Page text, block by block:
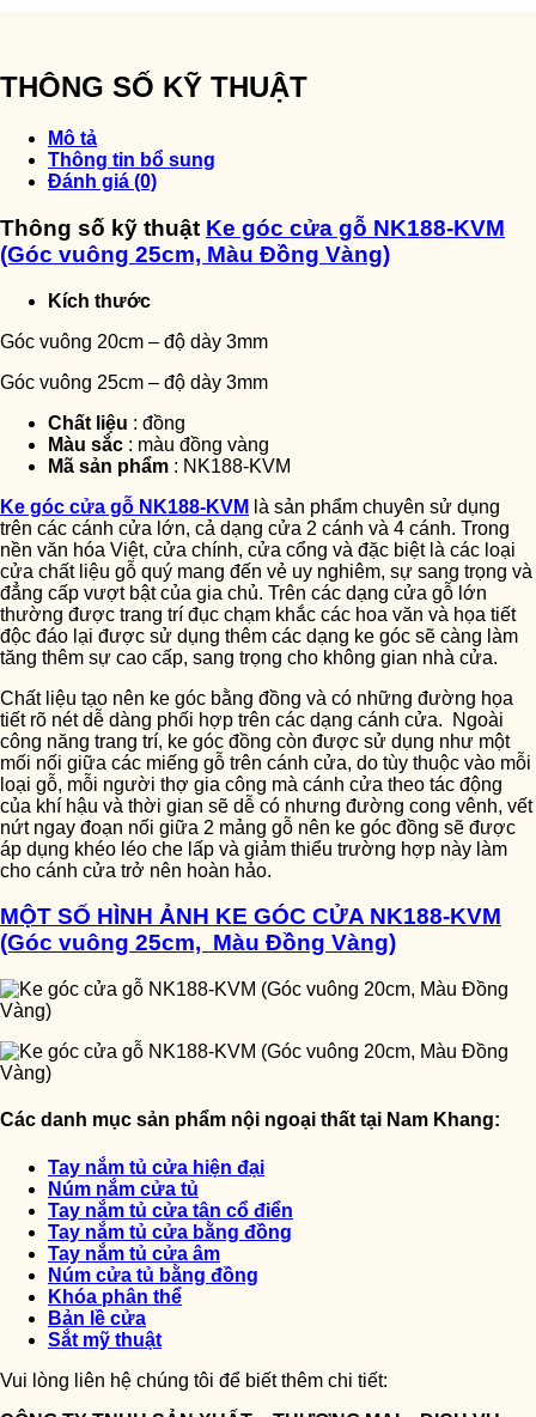
THÔNG SỐ KỸ THUẬT
Mô tả
Thông tin bổ sung
Đánh giá (0)
Thông số kỹ thuật Ke góc cửa gỗ NK188-KVM
(Góc vuông 25cm, Màu Đồng Vàng)
Kích thước
Góc vuông 20cm – độ dày 3mm
Góc vuông 25cm – độ dày 3mm
Chất liệu : đồng
Màu sắc : màu đồng vàng
Mã sản phẩm : NK188-KVM
Ke góc cửa gỗ NK188-KVM là sản phẩm chuyên sử dụng
trên các cánh cửa lớn, cả dạng cửa 2 cánh và 4 cánh. Trong
nền văn hóa Việt, cửa chính, cửa cổng và đặc biệt là các loại
cửa chất liệu gỗ quý mang đến vẻ uy nghiêm, sự sang trọng và
đẳng cấp vượt bật của gia chủ. Trên các dạng cửa gỗ lớn
thường được trang trí đục chạm khắc các hoa văn và họa tiết
độc đáo lại được sử dụng thêm các dạng ke góc sẽ càng làm
tăng thêm sự cao cấp, sang trọng cho không gian nhà cửa.
Chất liệu tạo nên ke góc bằng đồng và có những đường họa
tiết rõ nét dễ dàng phối hợp trên các dạng cánh cửa. Ngoài
công năng trang trí, ke góc đồng còn được sử dụng như một
mối nối giữa các miếng gỗ trên cánh cửa, do tùy thuộc vào mỗi
loại gỗ, mỗi người thợ gia công mà cánh cửa theo tác động
của khí hậu và thời gian sẽ dễ có nhưng đường cong vênh, vết
nứt ngay đoạn nối giữa 2 mảng gỗ nên ke góc đồng sẽ được
áp dụng khéo léo che lấp và giảm thiểu trường hợp này làm
cho cánh cửa trở nên hoàn hảo.
MỘT SỐ HÌNH ẢNH KE GÓC CỬA NK188-KVM
(Góc vuông 25cm, Màu Đồng Vàng)
Các danh mục sản phẩm nội ngoại thất tại Nam Khang:
Tay nắm tủ cửa hiện đại
Núm nắm cửa tủ
Tay nắm tủ cửa tân cổ điển
Tay nắm tủ cửa bằng đồng
Tay nắm tủ cửa âm
Núm cửa tủ bằng đồng
Khóa phân thể
Bản lề cửa
Sắt mỹ thuật
Vui lòng liên hệ chúng tôi để biết thêm chi tiết: